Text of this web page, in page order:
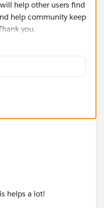
help other users find
help community keep
you.
helps a lot!